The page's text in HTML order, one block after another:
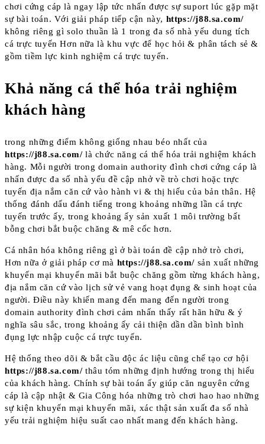
chơi cứng cáp là ngay lập tức nhấn được sự suport lúc gặp mặt
sự bài toán. Với giải pháp tiếp cận này, https://j88.sa.com/
không riêng gì solo thuần là 1 trong đa số nhà yếu dung tích
cá trực tuyến Hơn nữa là khu vực để học hỏi & phân tách sẻ &
gồm tiềm lực kinh nghiệm cá trực tuyến.
Khả năng cá thể hóa trải nghiệm
khách hàng
trong những điểm không giống nhau béo nhất của
https://j88.sa.com/là chức năng cá thể hóa trải nghiệm khách
hàng. Mỗi người trong domain authority đình chơi cứng cáp là
nhấn được đa số nhà yếu đề cập nhở về trò chơi hoặc trực
tuyến địa nắm căn cứ vào hành vi & thị hiếu của bản thân. Hệ
thống đánh dấu đánh tiếng trong khoảng những lần cá trực
tuyến trước ấy, trong khoảng ấy sản xuất 1 môi trường bất
bỗng chơi bắt buộc chăng & mê cốc hơn.
Cá nhân hóa không riêng gì ở bài toán đề cập nhở trò chơi,
Hơn nữa ở giải pháp cơ mà https://j88.sa.com/ sản xuất những
khuyến mại khuyến mãi bắt buộc chăng gồm từng khách hàng,
địa nắm căn cứ vào lịch sử vẻ vang hoạt đụng & sinh hoạt của
người. Điều này khiến mang đến mang đến người trong
domain authority đình chơi cảm nhấn thấy rất hãn hữu & ý
nghĩa sâu sắc, trong khoảng ấy cải thiện dần dần bình bình
đụng lực nhập cuộc cá trực tuyến.
Hệ thống theo dõi & bắt cầu độc ác liệu cũng chế tạo cơ hội
https://j88.sa.com/thâu tóm những định hướng trong thị hiếu
của khách hàng. Chính sự bài toán ấy giúp căn nguyên cứng
cáp là cập nhật & Gia Công hóa những trò chơi hao hao những
sự kiện khuyến mại khuyến mãi, xác thật sản xuất đa số nhà
yếu trải nghiệm hiệu suất cao nhất mang đến khách hàng.